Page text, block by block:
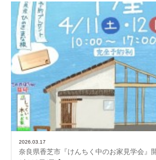
2026.03.17
奈良県香芝市『けんちく中のお家見学会』